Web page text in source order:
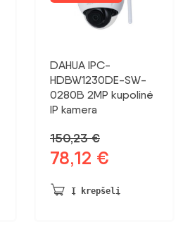
DAHUA IPC-
HDBW1230DE-SW-
0280B 2MP kupolinė
IP kamera
150,23€
Pradinė
buvo:
78,12 €
78,12 €.
Į krepšelį